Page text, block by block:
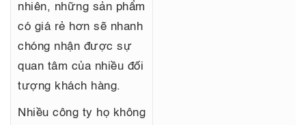
nhiên, những sản phẩm
có giá rẻ hơn sẽ nhanh
chóng nhận được sự
quan tâm của nhiều đối
tượng khách hàng.
Nhiều công ty họ không